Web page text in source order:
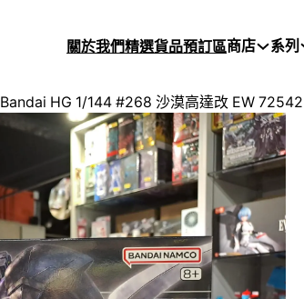
關於我們精選貨品預訂區商店 系列
Bandai HG 1/144 #268 沙漠高達改 EW 72542